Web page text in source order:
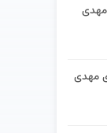
مهدی
مهدی